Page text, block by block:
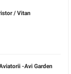
/ Vitan
-Avi Garden